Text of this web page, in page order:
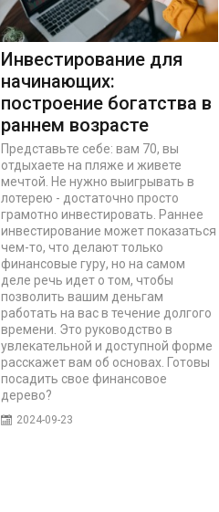
Инвестирование для
начинающих:
построение богатства в
раннем возрасте
Представьте себе: вам 70, вы
отдыхаете на пляже и живете
мечтой. Не нужно выигрывать в
лотерею - достаточно просто
грамотно инвестировать. Раннее
инвестирование может показаться
чем-то, что делают только
финансовые гуру, но на самом
деле речь идет о том, чтобы
позволить вашим деньгам
работать на вас в течение долгого
времени. Это руководство в
увлекательной и доступной форме
расскажет вам об основах. Готовы
посадить свое финансовое
дерево?
2024-09-23